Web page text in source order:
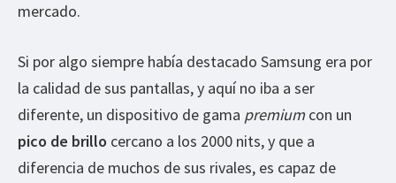
mercado.
Si por algo siempre había destacado Samsung era por
la calidad de sus pantallas, y aquí no iba a ser
diferente, un dispositivo de gama premium con un
pico de brillo cercano a los 2000 nits, y que a
diferencia de muchos de sus rivales, es capaz de